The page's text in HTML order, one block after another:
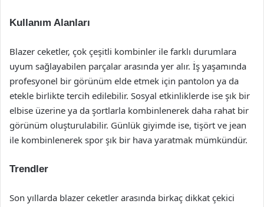
Kullanım Alanları
Blazer ceketler, çok çeşitli kombinler ile farklı durumlara
uyum sağlayabilen parçalar arasında yer alır. İş yaşamında
profesyonel bir görünüm elde etmek için pantolon ya da
etekle birlikte tercih edilebilir. Sosyal etkinliklerde ise şık bir
elbise üzerine ya da şortlarla kombinlenerek daha rahat bir
görünüm oluşturulabilir. Günlük giyimde ise, tişört ve jean
ile kombinlenerek spor şık bir hava yaratmak mümkündür.
Trendler
Son yıllarda blazer ceketler arasında birkaç dikkat çekici